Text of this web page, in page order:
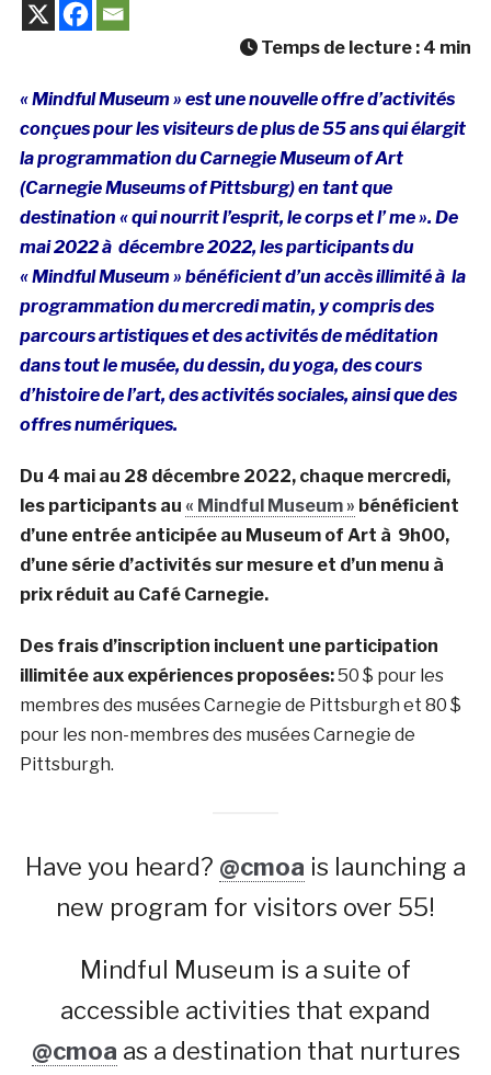
Temps de lecture : 4 min
« Mindful Museum » est une nouvelle offre d’activités
conçues pour les visiteurs de plus de 55 ans qui élargit
la programmation du Carnegie Museum of Art
(Carnegie Museums of Pittsburg) en tant que
destination « qui nourrit l’esprit, le corps et l’ me ». De
mai 2022 à décembre 2022, les participants du
« Mindful Museum » bénéficient d’un accès illimité à la
programmation du mercredi matin, y compris des
parcours artistiques et des activités de méditation
dans tout le musée, du dessin, du yoga, des cours
d’histoire de l’art, des activités sociales, ainsi que des
offres numériques.
Du 4 mai au 28 décembre 2022, chaquemercredi,
les participants au « Mindful Museum » bénéficient
d’une entrée anticipée au Museum of Art à 9h00,
d’une série d’activités sur mesure et d’un menu à
prix réduit au Café Carnegie.
Des frais d’inscription incluent une participation
illimitée aux expériences proposées:50 $ pour les
membres des musées Carnegie de Pittsburgh et 80 $
pour les non-membres des musées Carnegie de
Pittsburgh.
Have you heard? @cmoa is launching a
new program for visitors over 55!
Mindful Museum is a suite of
accessible activities that expand
@cmoa as a destination that nurtures